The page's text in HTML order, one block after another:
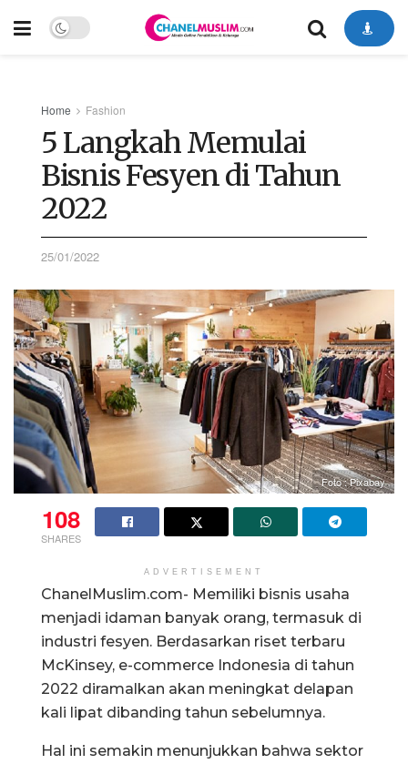
Home Fashion
5 Langkah Memulai
Bisnis Fesyen di Tahun
2022
25/01/2022
Foto : Pixabay
108
SHARES
ADVERTISEMENT
ChanelMuslim.com- Memiliki bisnis usaha
menjadi idaman banyak orang, termasuk di
industri fesyen. Berdasarkan riset terbaru
McKinsey, e-commerce Indonesia di tahun
2022 diramalkan akan meningkat delapan
kali lipat dibanding tahun sebelumnya.
Hal ini semakin menunjukkan bahwa sektor